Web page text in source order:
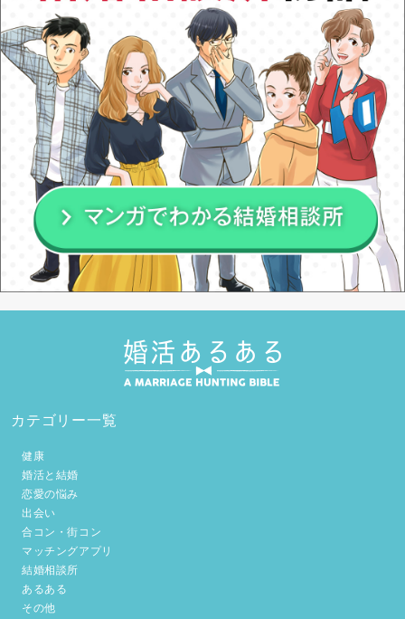
カテゴリー一覧
健康
婚活と結婚
恋愛の悩み
出会い
合コン・街コン
マッチングアプリ
結婚相談所
あるある
その他